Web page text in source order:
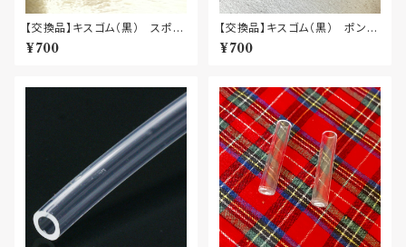
【交換品】キスゴム（黒） スポン
ジフィルター固定用（３個）
¥700
【交換品】キスゴム（黒） ポンプ
本体固定用（4個）
¥700